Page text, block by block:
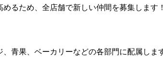
るため、全店舗で新しい仲間を募集します！
、青果、ベーカリーなどの各部門に配属し